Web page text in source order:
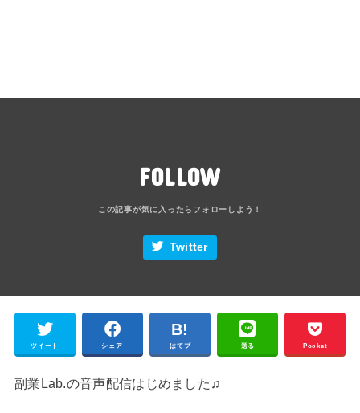
FOLLOW
Twitter
ツイート シェア はてブ 送る Pocket
副業Lab.の音声配信はじめました♫